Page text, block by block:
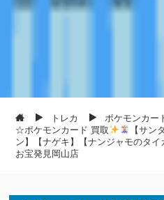
トレカ
ポケモンカー
☆ポケモンカード 買取
【サン
ン】【ナゲキ】【ナンジャモのタ
お宝発見岡山店